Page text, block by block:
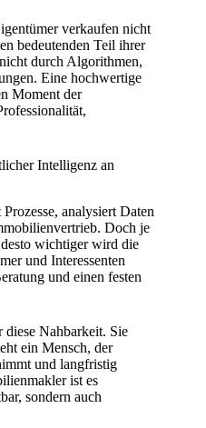
verkaufen nicht
bedeutenden Teil ihrer
durch Algorithmen,
Eine hochwertige
Moment der
Intelligenz an
analysiert Daten
Doch je
wichtiger wird die
und Interessenten
und einen festen
diese Nahbarkeit. Sie
ein Mensch, der
und langfristig
ist es
sondern auch